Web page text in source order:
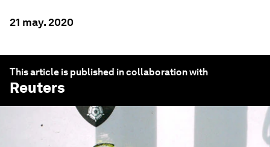
21 may. 2020
This article is published in collaboration with
Reuters